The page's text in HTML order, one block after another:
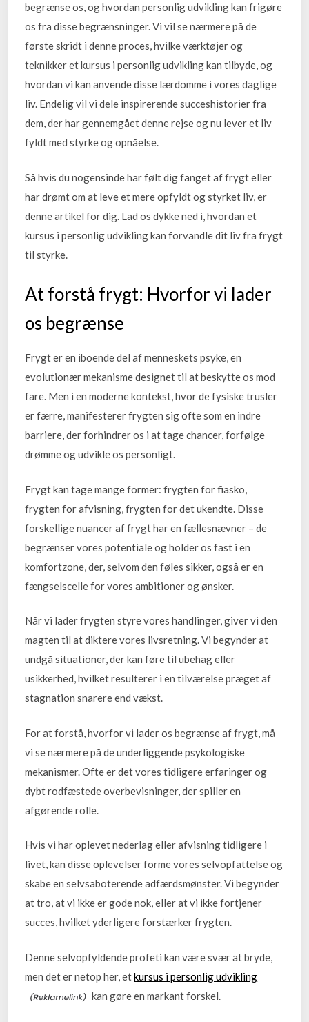
begrænse os, og hvordan personlig udvikling kan frigøre
os fra disse begrænsninger. Vi vil se nærmere på de
første skridt i denne proces, hvilke værktøjer og
teknikker et kursus i personlig udvikling kan tilbyde, og
hvordan vi kan anvende disse lærdomme i vores daglige
liv. Endelig vil vi dele inspirerende succeshistorier fra
dem, der har gennemgået denne rejse og nu lever et liv
fyldt med styrke og opnåelse.
Så hvis du nogensinde har følt dig fanget af frygt eller
har drømt om at leve et mere opfyldt og styrket liv, er
denne artikel for dig. Lad os dykke ned i, hvordan et
kursus i personlig udvikling kan forvandle dit liv fra frygt
til styrke.
At forstå frygt: Hvorfor vi lader
os begrænse
Frygt er en iboende del af menneskets psyke, en
evolutionær mekanisme designet til at beskytte os mod
fare. Men i en moderne kontekst, hvor de fysiske trusler
er færre, manifesterer frygten sig ofte som en indre
barriere, der forhindrer os i at tage chancer, forfølge
drømme og udvikle os personligt.
Frygt kan tage mange former: frygten for fiasko,
frygten for afvisning, frygten for det ukendte. Disse
forskellige nuancer af frygt har en fællesnævner – de
begrænser vores potentiale og holder os fast i en
komfortzone, der, selvom den føles sikker, også er en
fængselscelle for vores ambitioner og ønsker.
Når vi lader frygten styre vores handlinger, giver vi den
magten til at diktere vores livsretning. Vi begynder at
undgå situationer, der kan føre til ubehag eller
usikkerhed, hvilket resulterer i en tilværelse præget af
stagnation snarere end vækst.
For at forstå, hvorfor vi lader os begrænse af frygt, må
vi se nærmere på de underliggende psykologiske
mekanismer. Ofte er det vores tidligere erfaringer og
dybt rodfæstede overbevisninger, der spiller en
afgørende rolle.
Hvis vi har oplevet nederlag eller afvisning tidligere i
livet, kan disse oplevelser forme vores selvopfattelse og
skabe en selvsaboterende adfærdsmønster. Vi begynder
at tro, at vi ikke er gode nok, eller at vi ikke fortjener
succes, hvilket yderligere forstærker frygten.
Denne selvopfyldende profeti kan være svær at bryde,
men det er netop her, etkursus i personlig udvikling
kan gøre en markant forskel.